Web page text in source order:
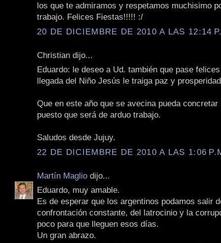
los que te admiramos y respetamos muchisimo
trabajo. Felices Fiestas!!!!! :/
20 DE DICIEMBRE DE 2010 A LAS 12:14
Christian dijo...
Eduardo: le deseo a Ud. también que pase
llegada del Niño Jesús le traiga paz y
Que en este año que se avecina pueda
puesto que será de arduo trabajo.
Saludos desde Jujuy.
22 DE DICIEMBRE DE 2010 A LAS 1:06
Martín Maglio dijo...
Eduardo, muy amable.
Es de esperar que los argentinos podamos salir
confrontación constante, del latrocinio y la
poco para que lleguen esos días.
Un gran abrazo.